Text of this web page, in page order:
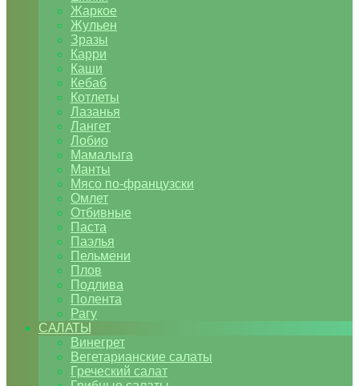
Жаркое
Жульен
Зразы
Карри
Каши
Кебаб
Котлеты
Лазанья
Лангет
Лобио
Мамалыга
Манты
Мясо по-французски
Омлет
Отбивные
Паста
Паэлья
Пельмени
Плов
Подлива
Полента
Рагу
САЛАТЫ
Винегрет
Вегетарианские салаты
Греческий салат